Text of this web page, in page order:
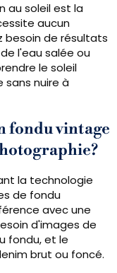
au soleil est la
aucun
besoin de résultats
l'eau salée ou
le soleil
nuire à
fondu vintage
la technologie
de fondu
avec une
d'images de
fondu, et le
brut ou foncé.